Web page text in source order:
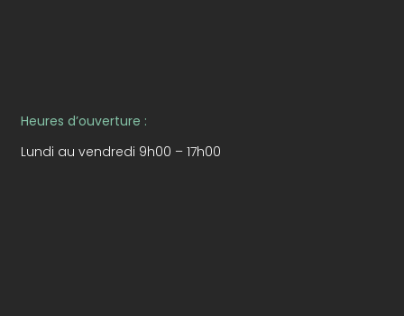
Heures d’ouverture :
Lundi au vendredi 9h00 – 17h00